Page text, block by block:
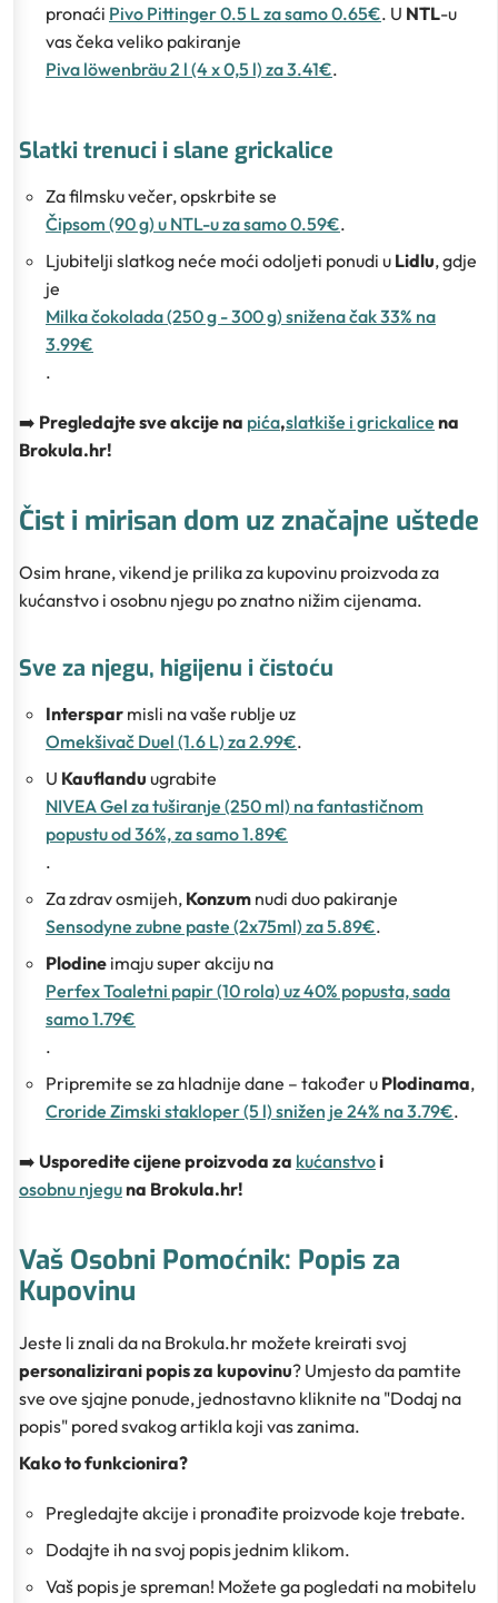
pronaći Pivo Pittinger 0.5 L za samo 0.65€. U NTL-u
vas čeka veliko pakiranje
Piva löwenbräu 2 l (4 x 0,5 l) za 3.41€.
Slatki trenuci i slane grickalice
Za filmsku večer, opskrbite se
Čipsom (90 g) u NTL-u za samo 0.59€.
Ljubitelji slatkog neće moći odoljeti ponudi u Lidlu, gdje
je
Milka čokolada (250 g - 300 g) snižena čak 33% na
3.99€
.
➡️ Pregledajte sve akcije na pića,slatkiše i grickalice na
Brokula.hr!
Čist i mirisan dom uz značajne uštede
Osim hrane, vikend je prilika za kupovinu proizvoda za
kućanstvo i osobnu njegu po znatno nižim cijenama.
Sve za njegu, higijenu i čistoću
Interspar misli na vaše rublje uz
Omekšivač Duel (1.6 L) za 2.99€.
U Kauflandu ugrabite
NIVEA Gel za tuširanje (250 ml) na fantastičnom
popustu od 36%, za samo 1.89€
.
Za zdrav osmijeh, Konzum nudi duo pakiranje
Sensodyne zubne paste (2x75ml) za 5.89€.
Plodine imaju super akciju na
Perfex Toaletni papir (10 rola) uz 40% popusta, sada
samo 1.79€
.
Pripremite se za hladnije dane – također u Plodinama,
Croride Zimski stakloper (5 l) snižen je 24% na 3.79€.
➡️ Usporedite cijene proizvoda za kućanstvoi
osobnu njeguna Brokula.hr!
Vaš Osobni Pomoćnik: Popis za
Kupovinu
Jeste li znali da na Brokula.hr možete kreirati svoj
personalizirani popis za kupovinu? Umjesto da pamtite
sve ove sjajne ponude, jednostavno kliknite na "Dodaj na
popis" pored svakog artikla koji vas zanima.
Kako to funkcionira?
Pregledajte akcije i pronađite proizvode koje trebate.
Dodajte ih na svoj popis jednim klikom.
Vaš popis je spreman! Možete ga pogledati na mobitelu